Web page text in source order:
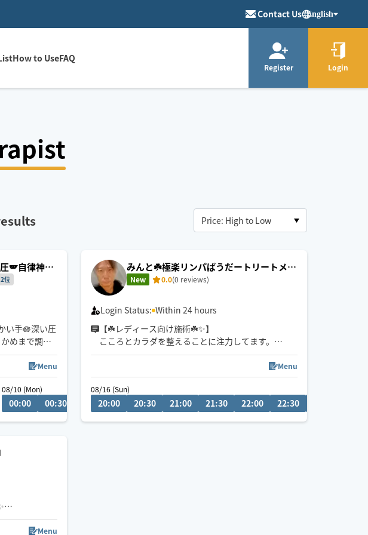
Contact Us English
How to UseFAQ
Register Login
🪽自律神経
2位
い手🪷深い圧
めまで調節
ターンのオ
Menu
08/10 (Mon)
00:00 00:30 01:00 16:00 16:30 17:00 17:30 18:00
みんと☘️極楽リンパぱうだートリートメン
ト🪔✨
New 0.0(0 reviews)
Login Status: Within 24 hours
【☘️レディース向け施術☘️✨】
こころとカラダを整えることに注力してます。
温かい手、心身ともリラックスタイム
これまで東京港区にて活動していました。結婚を機
Menu
08/16 (Sun)
20:00 20:30 21:00 21:30 22:00 22:30
Menu